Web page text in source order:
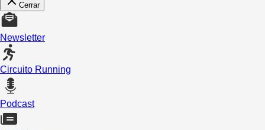
Cerrar
Newsletter
Circuito Running
Podcast